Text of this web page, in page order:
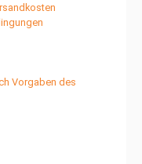
Vorgaben des